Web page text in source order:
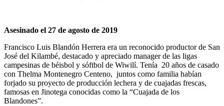
Asesinado el 27 de agosto de 2019
Francisco Luis Blandón Herrera era un reconocido productor de San
José del Kilambé, destacado y apreciado manager de las ligas
campesinas de béisbol y sóftbol de Wiwilí. Tenía 20 años de casado
con Thelma Montenegro Centeno, juntos como familia habían
forjado su proyecto de producción lechera y de cuajadas frescas,
famosas en Jinotega conocidas como la “Cuajada de los
Blandones”.